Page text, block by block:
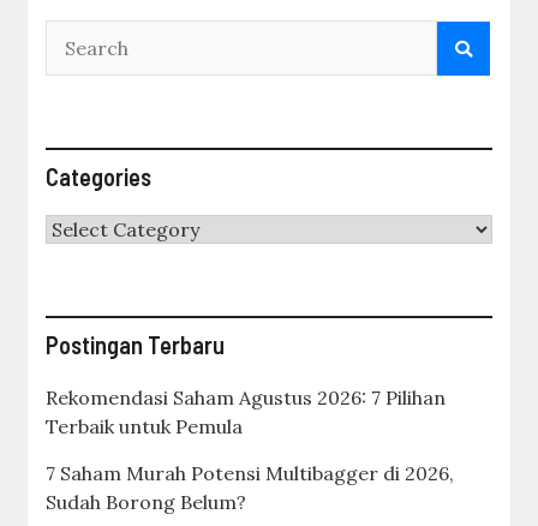
Categories
Categories
Postingan Terbaru
Rekomendasi Saham Agustus 2026: 7 Pilihan
Terbaik untuk Pemula
7 Saham Murah Potensi Multibagger di 2026,
Sudah Borong Belum?